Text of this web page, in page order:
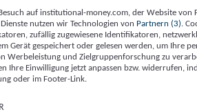
Datenschutzerklärung
auf institutional-money.com, der Website von
nutzen wir Technologien von Partnern (3) .
zufällig zugewiesene Identifikatoren,
Gerät gespeichert oder gelesen werden, um Ihre
Werbeleistung und Zielgruppenforschung zu
Ihre Einwilligung jetzt anpassen bzw. widerrufen,
oder im Footer-Link.